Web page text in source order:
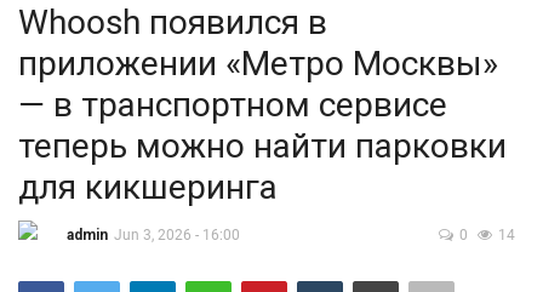
Контакты
Правила размещения
Политика
Whoosh появился в
приложении «Метро Москвы»
— в транспортном сервисе
теперь можно найти парковки
для кикшеринга
admin Jun 3, 2026 - 16:00 0 14